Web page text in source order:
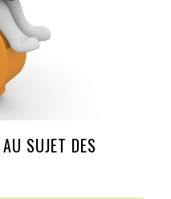
SUJET DES